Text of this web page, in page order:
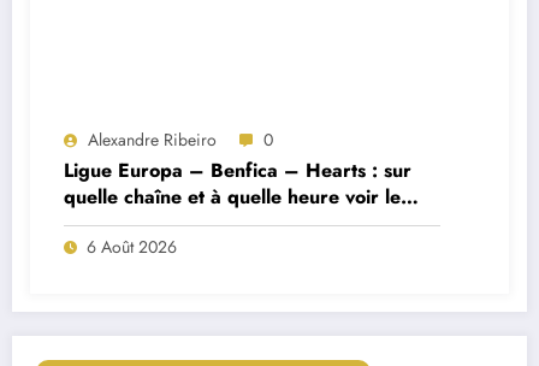
Alexandre Ribeiro 0
Ligue Europa – Benfica – Hearts : sur
quelle chaîne et à quelle heure voir le
match ?
6 Août 2026